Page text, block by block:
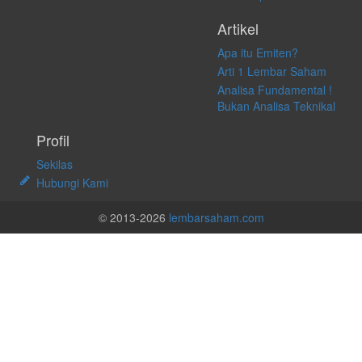
Artikel
Apa itu Emiten?
Arti 1 Lembar Saham
Analisa Fundamental !
Bukan Analisa Teknikal
Profil
Sekilas
Hubungi Kami
© 2013-2026 lembarsaham.com